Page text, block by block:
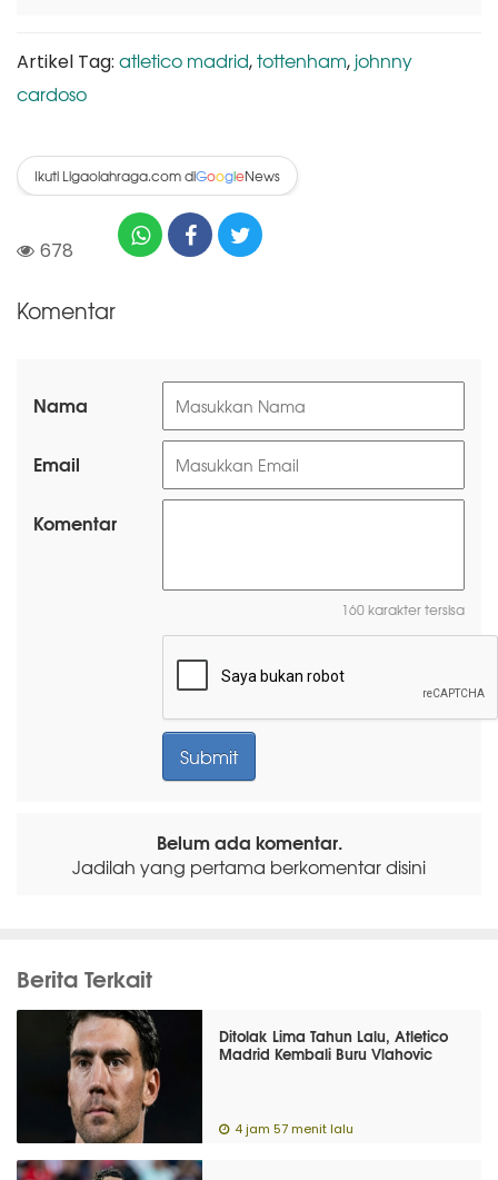
Artikel Tag: atletico madrid,tottenham, johnny
cardoso
Ikuti Ligaolahraga.com diGoogleNews
678
Komentar
Nama
Email
Komentar
160 karakter tersisa
Belum ada komentar.
Jadilah yang pertama berkomentar disini
Berita Terkait
Ditolak Lima Tahun Lalu, Atletico
Madrid Kembali Buru Vlahovic
4 jam 57 menit lalu